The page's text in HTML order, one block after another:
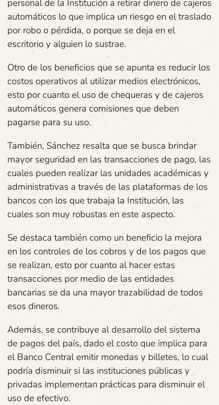
personal de la Institución a retirar dinero de cajeros
automáticos lo que implica un riesgo en el traslado
por robo o pérdida, o porque se deja en el
escritorio y alguien lo sustrae.
Otro de los beneficios que se apunta es reducir los
costos operativos al utilizar medios electrónicos,
esto por cuanto el uso de chequeras y de cajeros
automáticos genera comisiones que deben
pagarse para su uso.
También, Sánchez resalta que se busca brindar
mayor seguridad en las transacciones de pago, las
cuales pueden realizar las unidades académicas y
administrativas a través de las plataformas de los
bancos con los que trabaja la Institución, las
cuales son muy robustas en este aspecto.
Se destaca también como un beneficio la mejora
en los controles de los cobros y de los pagos que
se realizan, esto por cuanto al hacer estas
transacciones por medio de las entidades
bancarias se da una mayor trazabilidad de todos
esos dineros.
Además, se contribuye al desarrollo del sistema
de pagos del país, dado el costo que implica para
el Banco Central emitir monedas y billetes, lo cual
podría disminuir si las instituciones públicas y
privadas implementan prácticas para disminuir el
uso de efectivo.